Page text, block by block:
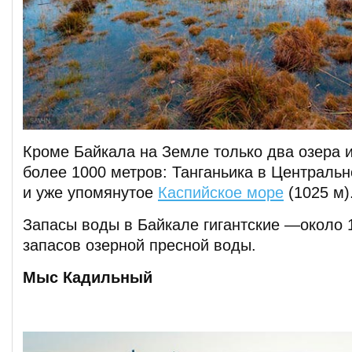
Кроме Байкала на Земле только два озера
более 1000 метров: Танганьика в
и уже упомянутое Каспийское море (1025
Запасы воды в Байкале гигантские —около
запасов озерной пресной воды.
Мыс Кадильный